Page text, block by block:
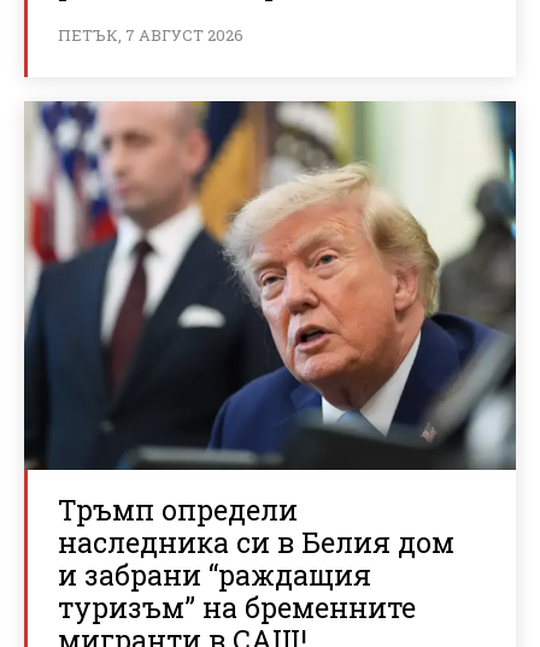
ПЕТЪК, 7 АВГУСТ 2026
Тръмп определи
наследника си в Белия дом
и забрани “раждащия
туризъм” на бременните